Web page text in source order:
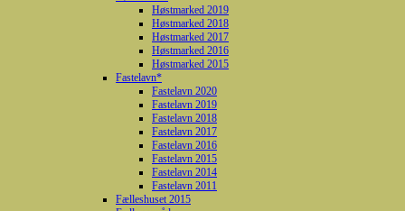
Høstmarked 2019
Høstmarked 2018
Høstmarked 2017
Høstmarked 2016
Høstmarked 2015
Fastelavn*
Fastelavn 2020
Fastelavn 2019
Fastelavn 2018
Fastelavn 2017
Fastelavn 2016
Fastelavn 2015
Fastelavn 2014
Fastelavn 2011
Fælleshuset 2015